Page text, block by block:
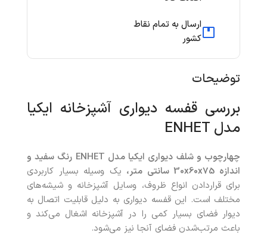
ارسال به تمام نقاط
کشور
توضیحات
بررسی قفسه دیواری آشپزخانه ایکیا
مدل ENHET
چهارچوب و شلف دیواری ایکیا مدل ENHET رنگ سفید و
اندازه 30x60x75 سانتی متر،
یک وسیله بسیار کاربردی
برای قراردادن انواع ظروف، وسایل آشپزخانه و شیشه‌های
مختلف است. این قفسه دیواری به دلیل قابلیت اتصال به
دیوار فضای بسیار کمی را در آشپزخانه اشغال می‌کند و
باعث مرتب‌شدن فضای آنجا نیز می‌شود.